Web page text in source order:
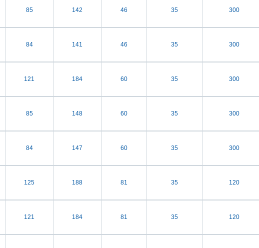
85 142 46 35 300
84 141 46 35 300
121 184 60 35 300
85 148 60 35 300
84 147 60 35 300
125 188 81 35 120
121 184 81 35 120